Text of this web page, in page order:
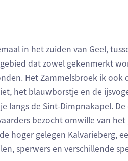
in het zuiden van Geel,
dat zowel gekenmerkt
Het Zammelsbroek ik
het blauwborstje en de
langs de Sint-Dimpnakapel.
bezocht omwille van
hoger gelegen Kalvarieberg,
sperwers en verschillende